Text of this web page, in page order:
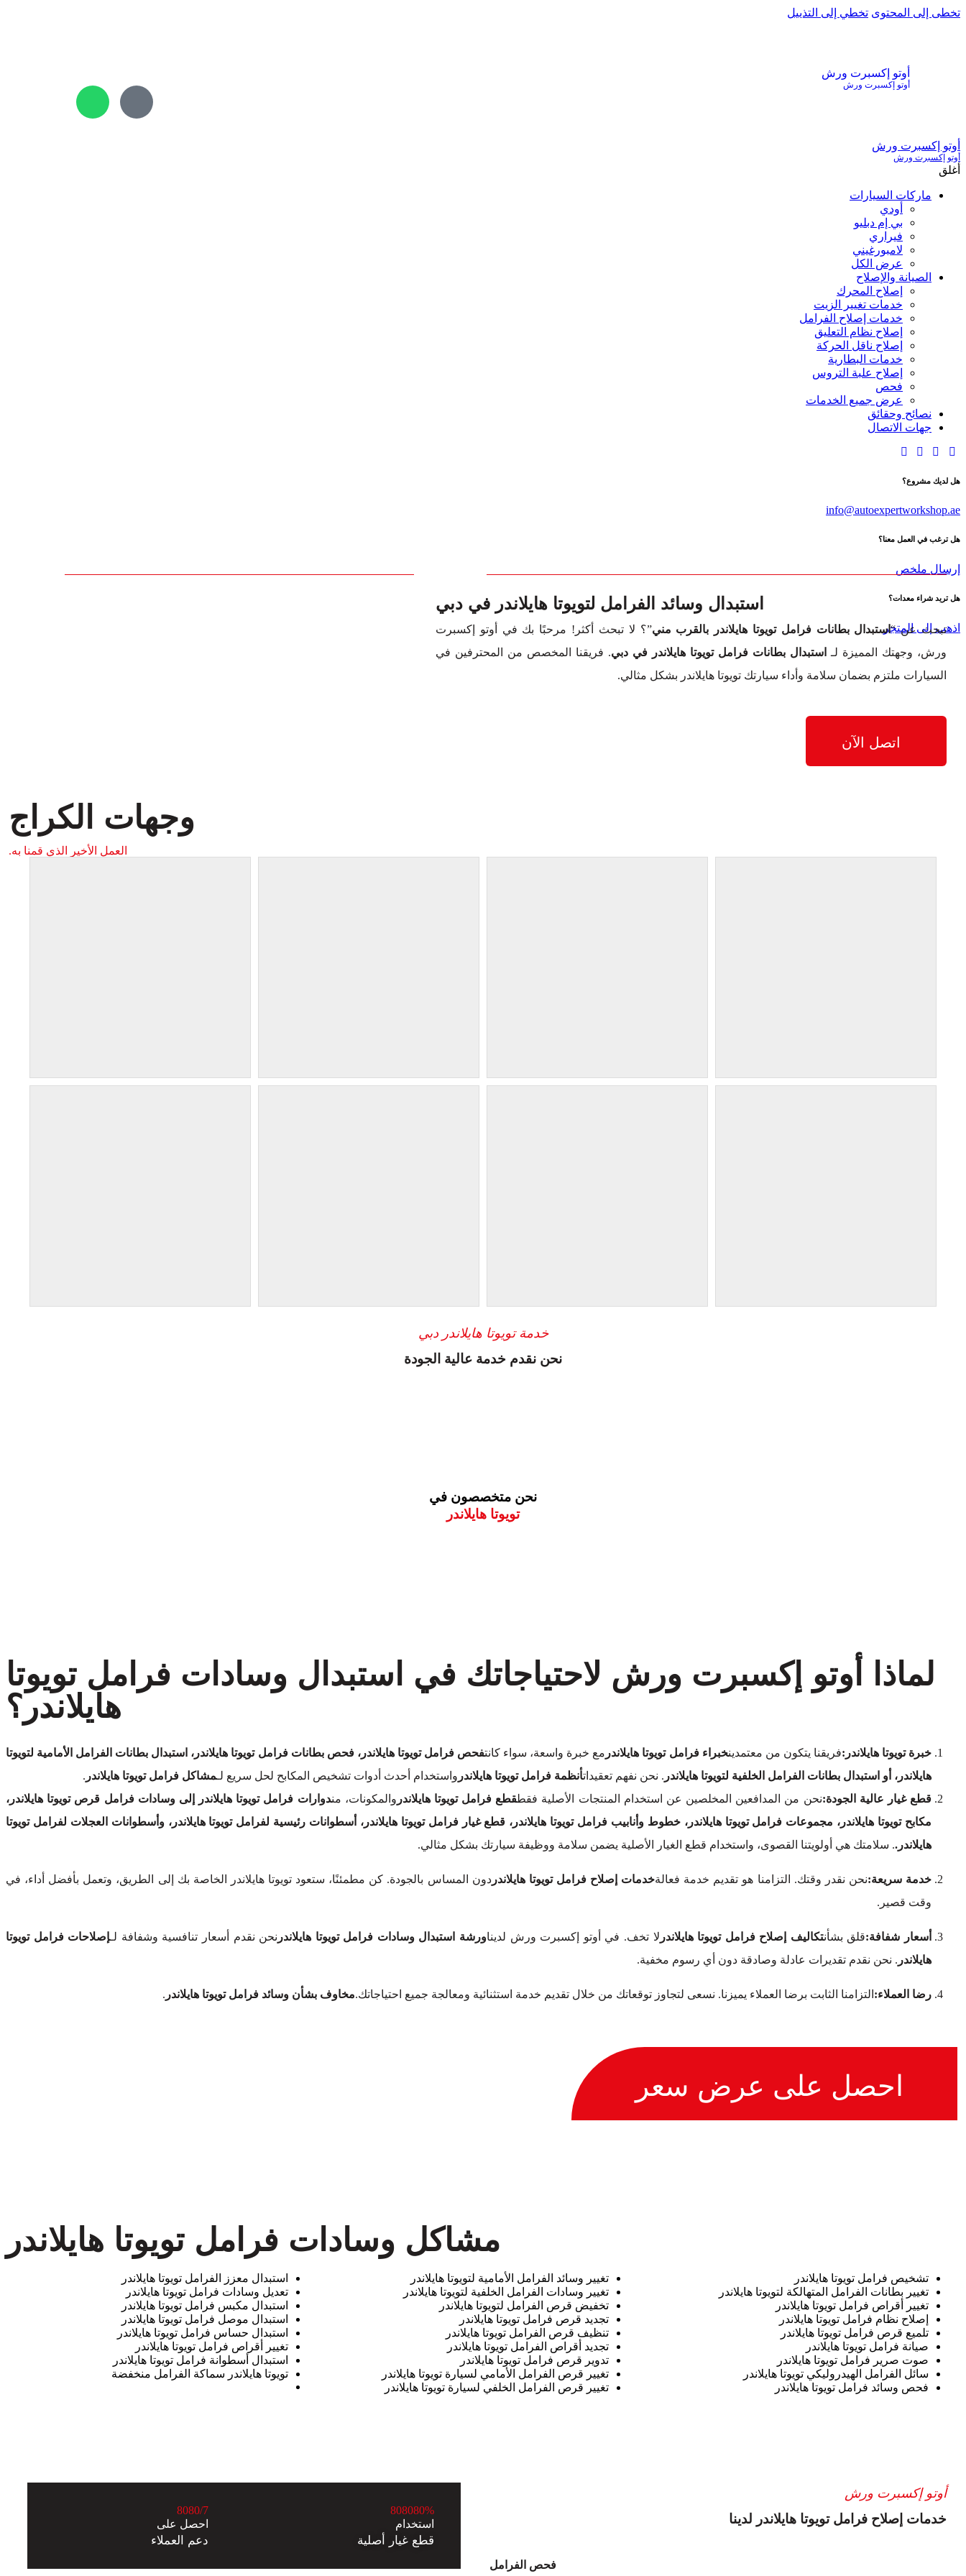
تخطى إلى المحتوى تخطي إلى التذييل
أوتو إكسبرت ورش
أوتو إكسبرت ورش
أوتو إكسبرت ورش
أوتو إكسبرت ورش
أغلق
ماركات السيارات
أودي
بي إم دبليو
فيراري
لامبورغيني
عرض الكل
الصيانة والإصلاح
إصلاح المحرك
خدمات تغيير الزيت
خدمات إصلاح الفرامل
إصلاح نظام التعليق
إصلاح ناقل الحركة
خدمات البطارية
إصلاح علبة التروس
فحص
عرض جميع الخدمات
نصائح وحقائق
جهات الاتصال
هل لديك مشروع؟
info@autoexpertworkshop.ae
هل ترغب في العمل معنا؟
إرسال ملخص
هل تريد شراء معدات؟
اذهب إلى المتجر
استبدال وسائد الفرامل لتويوتا هايلاندر في دبي
تبحث عن “استبدال بطانات فرامل تويوتا هايلاندر بالقرب مني”؟ لا تبحث أكثر! مرحبًا بك في أوتو إكسبرت
ورش، وجهتك المميزة لـ استبدال بطانات فرامل تويوتا هايلاندر في دبي. فريقنا المخصص من المحترفين في
السيارات ملتزم بضمان سلامة وأداء سيارتك تويوتا هايلاندر بشكل مثالي.
اتصل الآن
وجهات الكراج
العمل الأخير الذي قمنا به.
خدمة تويوتا هايلاندر دبي
نحن نقدم خدمة عالية الجودة
نحن متخصصون في
تويوتا هايلاندر
لماذا أوتو إكسبرت ورش لاحتياجاتك في استبدال وسادات فرامل تويوتا
هايلاندر؟
خبرة تويوتا هايلاندر:فريقنا يتكون من معتمدينخبراء فرامل تويوتا هايلاندر مع خبرة واسعة، سواء كانتفحص فرامل تويوتا هايلاندر، فحص بطانات فرامل تويوتا هايلاندر، استبدال بطانات الفرامل الأمامية لتويوتا
هايلاندر، أو استبدال بطانات الفرامل الخلفية لتويوتا هايلاندر . نحن نفهم تعقيداتأنظمة فرامل تويوتا هايلاندر واستخدام أحدث أدوات تشخيص المكابح لحل سريع لـمشاكل فرامل تويوتا هايلاندر .
قطع غيار عالية الجودة:نحن من المدافعين المخلصين عن استخدام المنتجات الأصلية فقطقطع فرامل تويوتا هايلاندر والمكونات، مندوارات فرامل تويوتا هايلاندر إلى وسادات فرامل قرص تويوتا هايلاندر،
مكابح تويوتا هايلاندر، مجموعات فرامل تويوتا هايلاندر، خطوط وأنابيب فرامل تويوتا هايلاندر، قطع غيار فرامل تويوتا هايلاندر، أسطوانات رئيسية لفرامل تويوتا هايلاندر، وأسطوانات العجلات لفرامل تويوتا
هايلاندر.. سلامتك هي أولويتنا القصوى، واستخدام قطع الغيار الأصلية يضمن سلامة ووظيفة سيارتك بشكل مثالي.
خدمة سريعة:نحن نقدر وقتك. التزامنا هو تقديم خدمة فعالةخدمات إصلاح فرامل تويوتا هايلاندردون المساس بالجودة. كن مطمئنًا، ستعود تويوتا هايلاندر الخاصة بك إلى الطريق، وتعمل بأفضل أداء، في
وقت قصير.
أسعار شفافة:قلق بشأنتكاليف إصلاح فرامل تويوتا هايلاندر لا تخف. في أوتو إكسبرت ورش لديناورشة استبدال وسادات فرامل تويوتا هايلاندر نحن نقدم أسعار تنافسية وشفافة لـإصلاحات فرامل تويوتا
هايلاندر . نحن نقدم تقديرات عادلة وصادقة دون أي رسوم مخفية.
رضا العملاء: التزامنا الثابت برضا العملاء يميزنا. نسعى لتجاوز توقعاتك من خلال تقديم خدمة استثنائية ومعالجة جميع احتياجاتك.مخاوف بشأن وسائد فرامل تويوتا هايلاندر .
احصل على عرض سعر
مشاكل وسادات فرامل تويوتا هايلاندر
تشخيص فرامل تويوتا هايلاندر
تغيير بطانات الفرامل المتهالكة لتويوتا هايلاندر
تغيير أقراص فرامل تويوتا هايلاندر
إصلاح نظام فرامل تويوتا هايلاندر
تلميع قرص فرامل تويوتا هايلاندر
صيانة فرامل تويوتا هايلاندر
صوت صرير فرامل تويوتا هايلاندر
سائل الفرامل الهيدروليكي تويوتا هايلاندر
فحص وسائد فرامل تويوتا هايلاندر
تغيير وسائد الفرامل الأمامية لتويوتا هايلاندر
تغيير وسادات الفرامل الخلفية لتويوتا هايلاندر
تخفيض قرص الفرامل لتويوتا هايلاندر
تجديد قرص فرامل تويوتا هايلاندر
تنظيف قرص الفرامل تويوتا هايلاندر
تجديد أقراص الفرامل تويوتا هايلاندر
تدوير قرص فرامل تويوتا هايلاندر
تغيير قرص الفرامل الأمامي لسيارة تويوتا هايلاندر
تغيير قرص الفرامل الخلفي لسيارة تويوتا هايلاندر
استبدال معزز الفرامل تويوتا هايلاندر
تعديل وسادات فرامل تويوتا هايلاندر
استبدال مكبس فرامل تويوتا هايلاندر
استبدال موصل فرامل تويوتا هايلاندر
استبدال حساس فرامل تويوتا هايلاندر
تغيير أقراص فرامل تويوتا هايلاندر
استبدال أسطوانة فرامل تويوتا هايلاندر
تويوتا هايلاندر سماكة الفرامل منخفضة
أوتو إكسبرت ورش
خدمات إصلاح فرامل تويوتا هايلاندر لدينا
فحص الفرامل
808080%
استخدام
قطع غيار أصلية
8080/7
احصل على
دعم العملاء